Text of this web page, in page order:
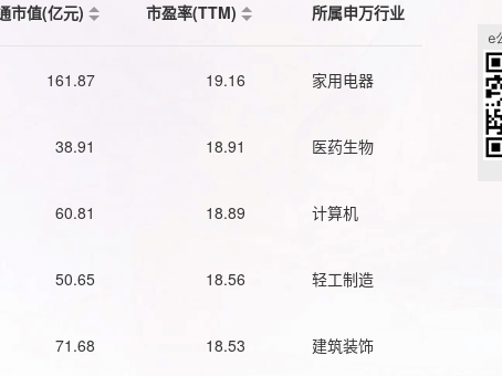
市值(亿元) 市盈率(TTM) 所属申万行业
161.87 19.16 家用电器
38.91 18.91 医药生物
60.81 18.89 计算机
50.65 18.56 轻工制造
71.68 18.53 建筑装饰